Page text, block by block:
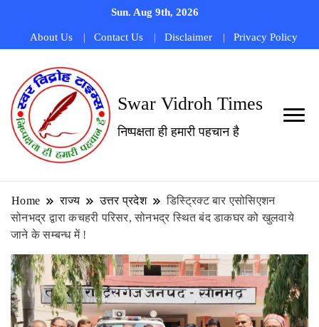
Sun. Aug 9th, 2026
About Us Contact Us Disclaimer Privacy Policy
Swar Vidroh Times
निष्पक्षता ही हमारी पहचान है
Home राज्य उत्तर प्रदेश
डिस्ट्रिक्ट बार एसोसिएशन
सोनभद्र द्वारा कचहरी परिसर, सोनभद्र स्थित बंद डाकघर को खुलवाये
जाने के सम्बन्ध में !